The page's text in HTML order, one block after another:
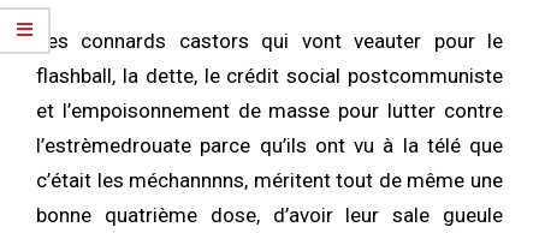
Les connards castors qui vont veauter pour le
flashball, la dette, le crédit social postcommuniste
et l’empoisonnement de masse pour lutter contre
l’estrèmedrouate parce qu’ils ont vu à la télé que
c’était les méchannnns, méritent tout de même une
bonne quatrième dose, d’avoir leur sale gueule